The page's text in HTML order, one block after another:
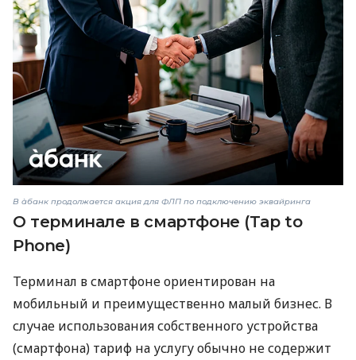
В àбанк продолжается акция для ФЛП по подключению эквайринга
О терминале в смартфоне (Tap to
Phone)
Терминал в смартфоне ориентирован на
мобильный и преимущественно малый бизнес. В
случае использования собственного устройства
(смартфона) тариф на услугу обычно не содержит